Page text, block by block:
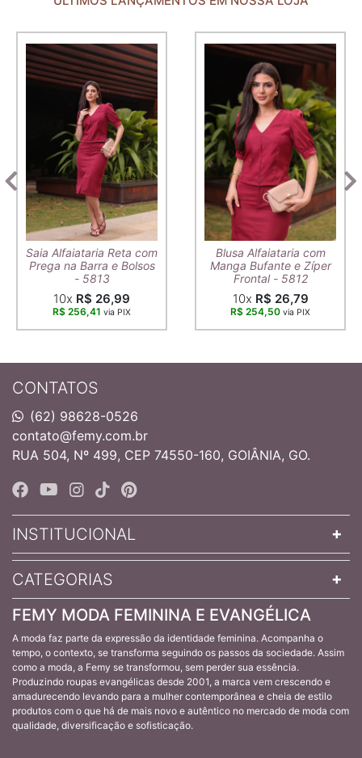
Saia Alfaiataria Reta com
Prega na Barra e Bolsos
- 5813
10x R$ 26,99
R$ 256,41 via PIX
Blusa Alfaiataria com
Manga Bufante e Zíper
Frontal - 5812
10x R$ 26,79
R$ 254,50 via PIX
CONTATOS
(62) 98628-0526
contato@femy.com.br
RUA 504, Nº 499, CEP 74550-160, GOIÂNIA, GO.
INSTITUCIONAL
CATEGORIAS
FEMY MODA FEMININA E EVANGÉLICA
A moda faz parte da expressão da identidade feminina. Acompanha o
tempo, o contexto, se transforma seguindo os passos da sociedade. Assim
como a moda, a Femy se transformou, sem perder sua essência.
Produzindo roupas evangélicas desde 2001, a marca vem crescendo e
amadurecendo levando para a mulher contemporânea e cheia de estilo
produtos com o que há de mais novo e autêntico no mercado de moda com
qualidade, diversificação e sofisticação.